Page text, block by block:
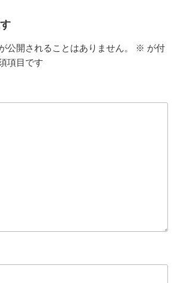
公開されることはありません。 ※ が付
項目です